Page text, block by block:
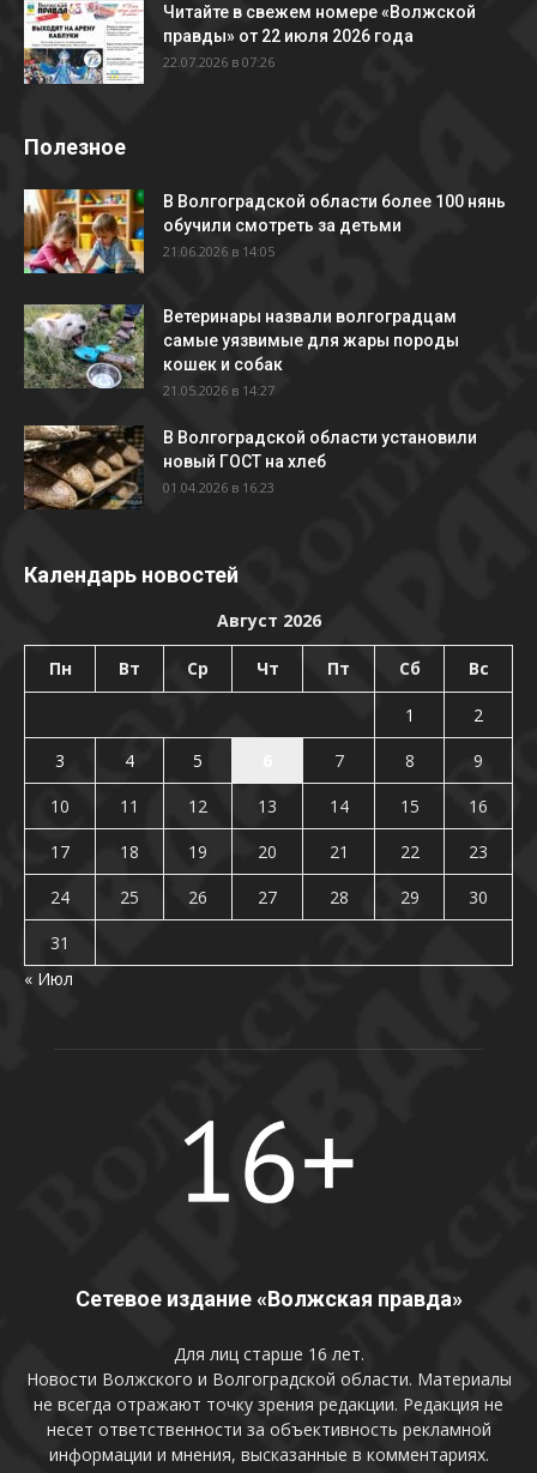
Читайте в свежем номере «Волжской
правды» от 22 июля 2026 года
22.07.2026 в 07:26
Полезное
В Волгоградской области более 100 нянь
обучили смотреть за детьми
21.06.2026 в 14:05
Ветеринары назвали волгоградцам
самые уязвимые для жары породы
кошек и собак
21.05.2026 в 14:27
В Волгоградской области установили
новый ГОСТ на хлеб
01.04.2026 в 16:23
Календарь новостей
Август 2026
Пн Вт Ср Чт Пт Сб Вс
1
2
3
4 5 7 8
9
10
11 12 13 14 15
16
17
18 19 20 21 22
23
24
25 26 27 28 29
30
31
« Июл
Сетевое издание «Волжская правда»
Для лиц старше 16 лет.
Новости Волжского и Волгоградской области. Материалы
не всегда отражают точку зрения редакции. Редакция не
несет ответственности за объективность рекламной
информации и мнения, высказанные в комментариях.